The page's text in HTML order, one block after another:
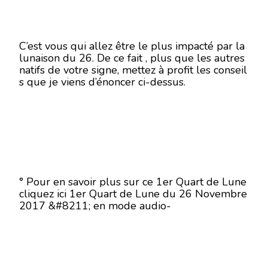
C’est vous qui allez être le plus impacté par la
lunaison du 26. De ce fait , plus que les autres
natifs de votre signe, mettez à profit les conseil
s que je viens d’énoncer ci-dessus.
° Pour en savoir plus sur ce 1er Quart de Lune
cliquez ici 1er Quart de Lune du 26 Novembre
2017 &#8211; en mode audio-